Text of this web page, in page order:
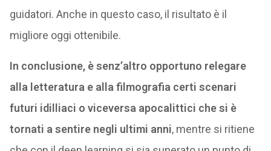
guidatori. Anche in questo caso, il risultato è il
migliore oggi ottenibile.
In conclusione, è senz’altro opportuno relegare
alla letteratura e alla filmografia certi scenari
futuri idilliaci o viceversa apocalittici che si è
tornati a sentire negli ultimi anni, mentre si ritiene